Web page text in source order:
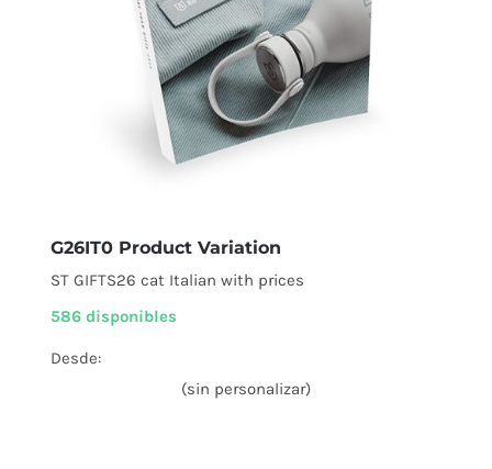
G26IT0 Product Variation
ST GIFTS26 cat Italian with prices
586 disponibles
Desde:
(sin personalizar)